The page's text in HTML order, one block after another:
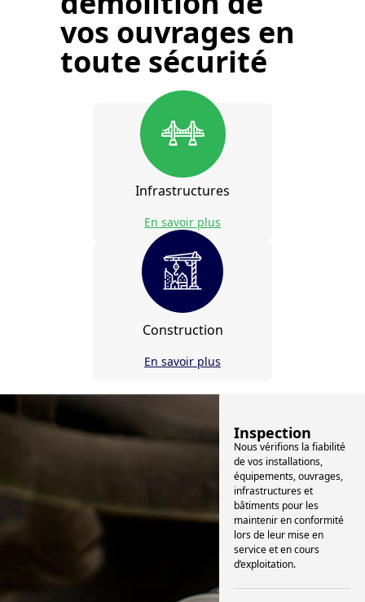
vos ouvrages en
toute sécurité
Infrastructures
En savoir plus
Construction
En savoir plus
Inspection
Nous vérifions la fiabilité
de vos installations,
équipements, ouvrages,
infrastructures et
bâtiments pour les
maintenir en conformité
lors de leur mise en
service et en cours
d’exploitation.